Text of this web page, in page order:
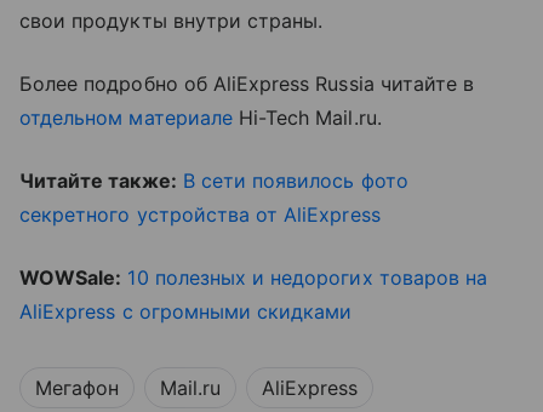
свои продукты внутри страны.
Более подробно об AliExpress Russia читайте в
отдельном материалеHi-Tech Mail.ru.
Читайте также: В сети появилось фото
секретного устройства от AliExpress
WOWSale: 10 полезных и недорогих товаров на
AliExpress с огромными скидками
Мегафон Mail.ru AliExpress